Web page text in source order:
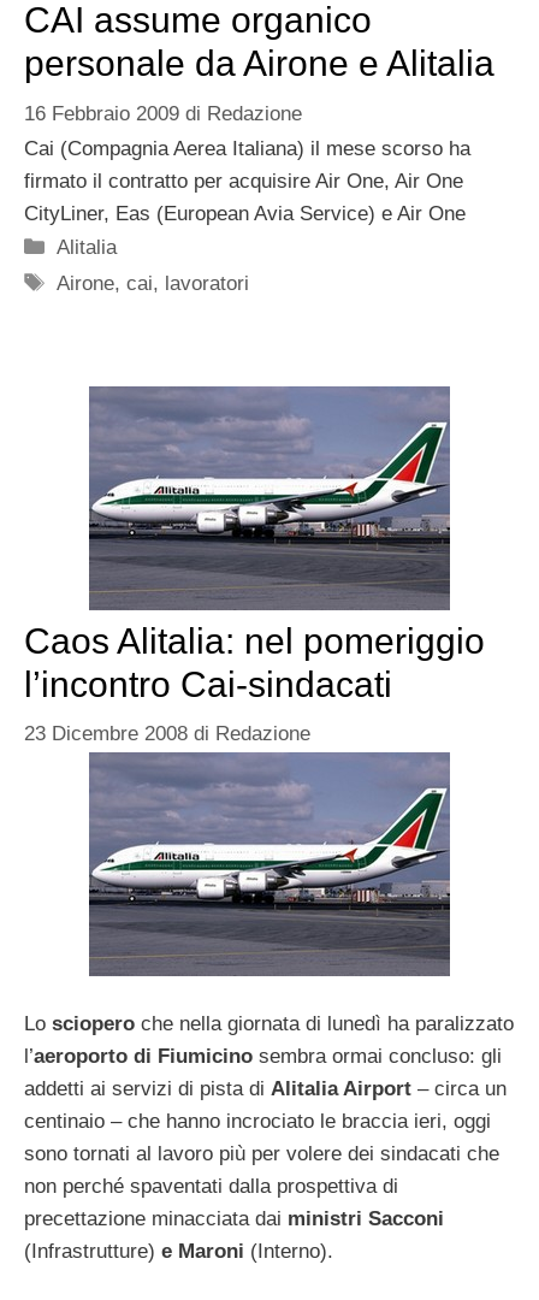
CAI assume organico
personale da Airone e Alitalia
16 Febbraio 2009 di Redazione
Cai (Compagnia Aerea Italiana) il mese scorso ha
firmato il contratto per acquisire Air One, Air One
CityLiner, Eas (European Avia Service) e Air One
Categorie
Alitalia
Tag
Airone,cai, lavoratori
Caos Alitalia: nel pomeriggio
l’incontro Cai-sindacati
23 Dicembre 2008 di Redazione
Lo sciopero che nella giornata di lunedì ha paralizzato
l’aeroporto di Fiumicino sembra ormai concluso: gli
addetti ai servizi di pista di Alitalia Airport – circa un
centinaio – che hanno incrociato le braccia ieri, oggi
sono tornati al lavoro più per volere dei sindacati che
non perché spaventati dalla prospettiva di
precettazione minacciata dai ministri Sacconi
(Infrastrutture) e Maroni (Interno).